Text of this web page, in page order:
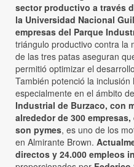
sector productivo a través
la Universidad Nacional
empresas del Parque
triángulo productivo contra la
de las tres patas aseguran
permitió optimizar el
También potenció la
especialmente en el ámbito
Industrial de Burzaco, con
alrededor de 300
son pymes, es uno de los
en Almirante Brown.
directos y 24.000 empleos